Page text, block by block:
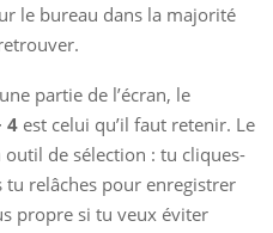
le bureau dans la majorité
partie de l’écran, le
4 est celui qu’il faut retenir. Le
de sélection : tu cliques-
tu relâches pour enregistrer
propre si tu veux éviter